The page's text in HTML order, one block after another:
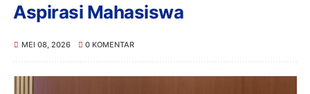
Aspirasi Mahasiswa
MEI 08, 2026 0 KOMENTAR